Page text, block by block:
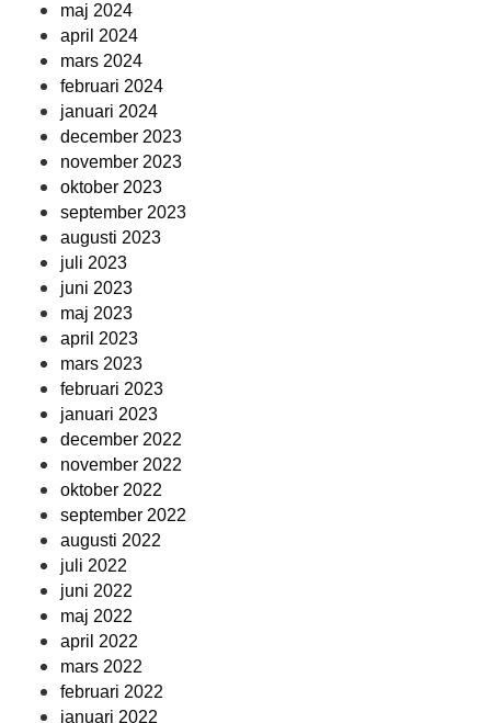
maj 2024
april 2024
mars 2024
februari 2024
januari 2024
december 2023
november 2023
oktober 2023
september 2023
augusti 2023
juli 2023
juni 2023
maj 2023
april 2023
mars 2023
februari 2023
januari 2023
december 2022
november 2022
oktober 2022
september 2022
augusti 2022
juli 2022
juni 2022
maj 2022
april 2022
mars 2022
februari 2022
januari 2022